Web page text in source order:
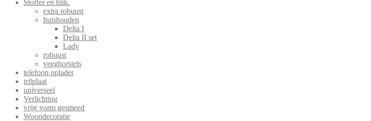
Stoffer en blik.
extra robuust
huishouden
Delta I
Delta II set
Lady
robuust
veegborstels
telefoon oplader
trilplaat
universeel
Verlichting
vrije vorm gesmeed
Woondecoratie